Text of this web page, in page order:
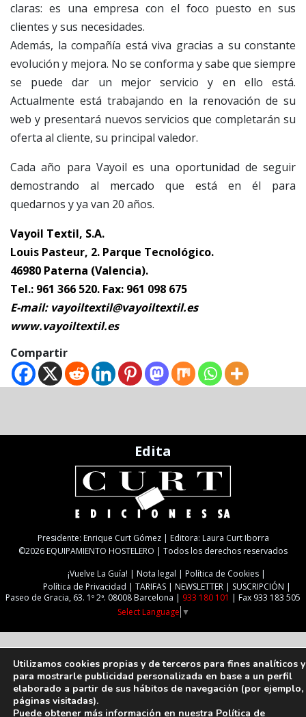
claras: es una empresa con el foco puesto en sus
clientes y sus necesidades.
Además, la compañía está viva gracias a su constante
evolución y mejora. No se conforma y sabe que siempre
se puede dar un mejor servicio y en ello está.
Actualmente está trabajando en la renovación de su
web y presentará nuevos servicios que completarán su
oferta al cliente, su principal valedor.
Cada año para Vayoil es una oportunidad de seguir
demostrando al mercado que está en él para
quedarnos y ya van 20 años.
Vayoil Textil, S.A.
Louis Pasteur, 2. Parque Tecnológico.
46980 Paterna (Valencia).
Tel.: 961 366 520. Fax: 961 098 675
E-mail: vayoiltextil@vayoiltextil.es
www.vayoiltextil.es
Compartir
Edita
Presidente: Enrique Curt Gómez | Editora: Laura Curt Iborra
©2026 EQUIPAMIENTO HOSTELERO | Todos los derechos reservados
¡Vuelve La Guía!
Nota legal
Política de Cookies
Política de Privacidad
TARIFAS NEWSLETTER
SUSCRIPCIÓN
Paseo de Gracia, 63. 1º 2ª. 08008 Barcelona | 933 180 101 | Fax 933 183 505
Select Language ▼
Utilizamos cookies propias y de terceros para fines analíticos y
para mostrarle publicidad personalizada en base a un perfil
elaborado a partir de sus hábitos de navegación (por ejemplo,
páginas visitadas).
Puede obtener más información en nuestra Política de